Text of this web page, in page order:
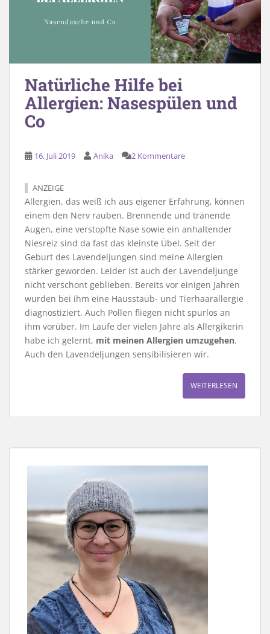
Natürliche Hilfe bei
Allergien: Nasespülen und
Co
16. Juli 2019 Anika 2 Kommentare
ANZEIGE
Allergien, das weiß ich aus eigener Erfahrung, können
einem den Nerv rauben. Brennende und tränende
Augen, eine verstopfte Nase sowie ein anhaltender
Niesreiz sind da fast das kleinste Übel. Seit der
Geburt des Lavendeljungen sind meine Allergien
stärker geworden. Leider ist auch der Lavendeljunge
nicht verschont geblieben. Bereits vor einigen Jahren
wurden bei ihm eine Hausstaub- und Tierhaarallergie
diagnostiziert. Auch Pollen fliegen nicht spurlos an
ihm vorüber. Im Laufe der vielen Jahre als Allergikerin
habe ich gelernt, mit meinen Allergien umzugehen.
Auch den Lavendeljungen sensibilisieren wir.
WEITERLESEN